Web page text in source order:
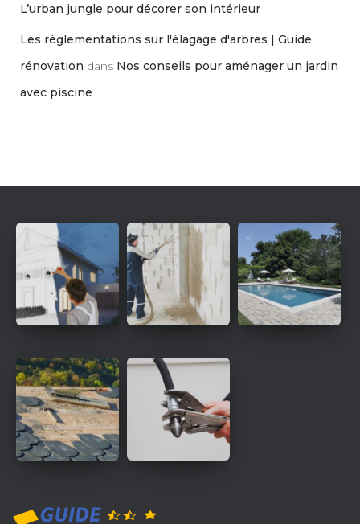
L’urban jungle pour décorer son intérieur
Les réglementations sur l'élagage d'arbres | Guide
rénovation dans Nos conseils pour aménager un jardin
avec piscine